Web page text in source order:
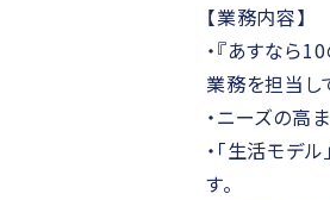
【業務内容】
・『あすなら
業務を担当し
・ニーズの高
・「生活モデ
す。